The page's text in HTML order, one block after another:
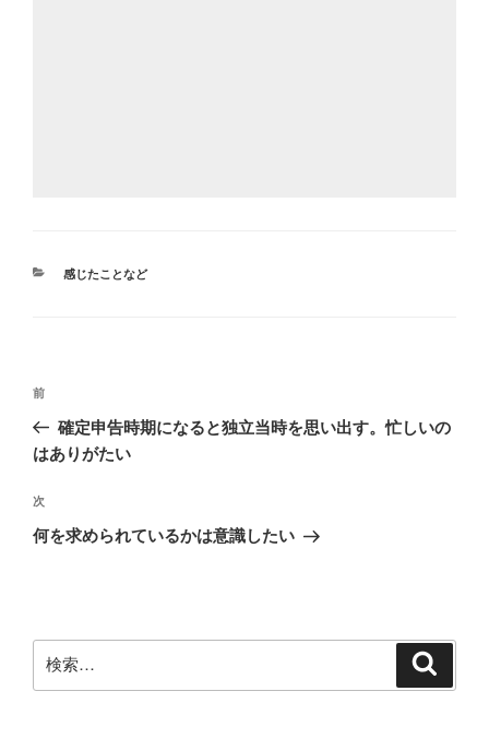
カ
感じたことなど
投
ナ
ゲ
ー
前
の
投
前
確定申告時期になると独立当時を思い出す。忙しいの
はありがたい
次
の
次
何を求められているかは意識したい
索: